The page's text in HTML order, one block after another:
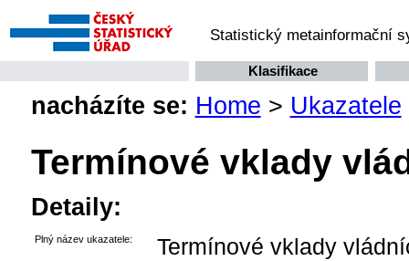
Statistický metainformační
Klasifikace
nacházíte se: Home > Ukazatele
Termínové vklady
Detaily:
Plný název ukazatele: Termínové vklady